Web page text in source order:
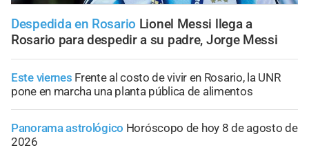
Despedida en Rosario Lionel Messi llega a
Rosario para despedir a su padre, Jorge Messi
Este viernes Frente al costo de vivir en Rosario, la UNR
pone en marcha una planta pública de alimentos
Panorama astrológico Horóscopo de hoy 8 de agosto de
2026